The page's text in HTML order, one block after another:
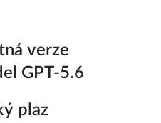
verze
GPT-5.6
plaz